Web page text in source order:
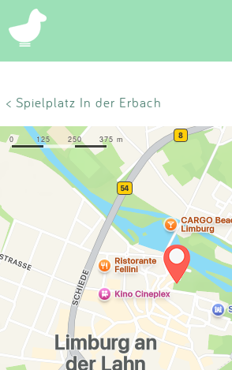
Suchen
Eintragen
App
Blog
Partner
Kontakt
Impressum
< Spielplatz In der Erbach